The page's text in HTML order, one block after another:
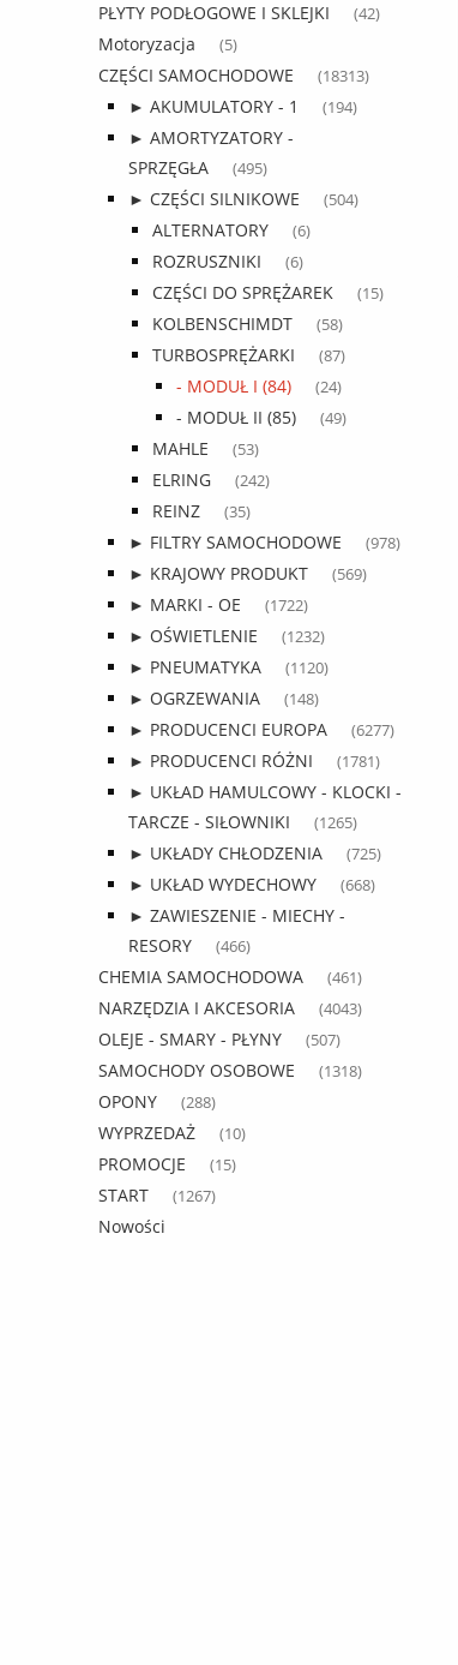
PŁYTY PODŁOGOWE I SKLEJKI (42)
Motoryzacja (5)
CZĘŚCI SAMOCHODOWE (18313)
► AKUMULATORY - 1 (194)
► AMORTYZATORY -
SPRZĘGŁA
(495)
► CZĘŚCI SILNIKOWE (504)
ALTERNATORY (6)
ROZRUSZNIKI (6)
CZĘŚCI DO SPRĘŻAREK (15)
KOLBENSCHIMDT (58)
TURBOSPRĘŻARKI (87)
- MODUŁ I (84) (24)
- MODUŁ II (85) (49)
MAHLE (53)
ELRING (242)
REINZ (35)
► FILTRY SAMOCHODOWE (978)
► KRAJOWY PRODUKT (569)
► MARKI - OE (1722)
► OŚWIETLENIE (1232)
► PNEUMATYKA (1120)
► OGRZEWANIA (148)
► PRODUCENCI EUROPA (6277)
► PRODUCENCI RÓŻNI (1781)
► UKŁAD HAMULCOWY - KLOCKI -
TARCZE - SIŁOWNIKI
(1265)
► UKŁADY CHŁODZENIA (725)
► UKŁAD WYDECHOWY (668)
► ZAWIESZENIE - MIECHY -
RESORY
(466)
CHEMIA SAMOCHODOWA (461)
NARZĘDZIA I AKCESORIA (4043)
OLEJE - SMARY - PŁYNY (507)
SAMOCHODY OSOBOWE (1318)
OPONY (288)
WYPRZEDAŻ (10)
PROMOCJE (15)
START (1267)
Nowości
PAS cargo ŁADUNKOWY 5T 10M /
ERGO 1 / KPL. Z GRZECHOTKĄ /
500dan / opakowanie 8 szt /
36,17 zł
Cena regularna: 46,37 zł
do koszyka